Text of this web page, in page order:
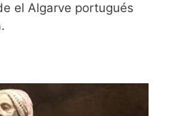
el Algarve portugués